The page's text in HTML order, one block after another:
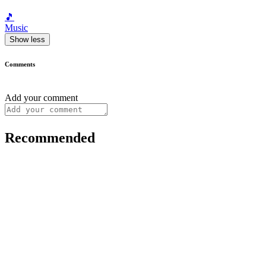
🎵
Music
Show less
Comments
Add your comment
Recommended